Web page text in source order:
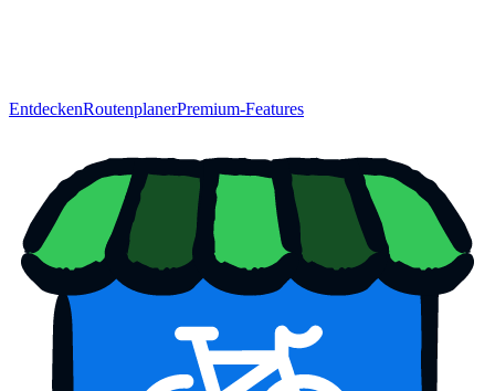
EntdeckenRoutenplanerPremium-Features